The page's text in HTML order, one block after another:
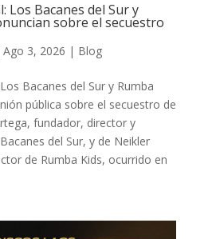
Los Bacanes del Sur y
sobre el secuestro
Ago 3, 2026 | Blog
Bacanes del Sur y Rumba
pública sobre el secuestro de
fundador, director y
del Sur, y de Neikler
de Rumba Kids, ocurrido en